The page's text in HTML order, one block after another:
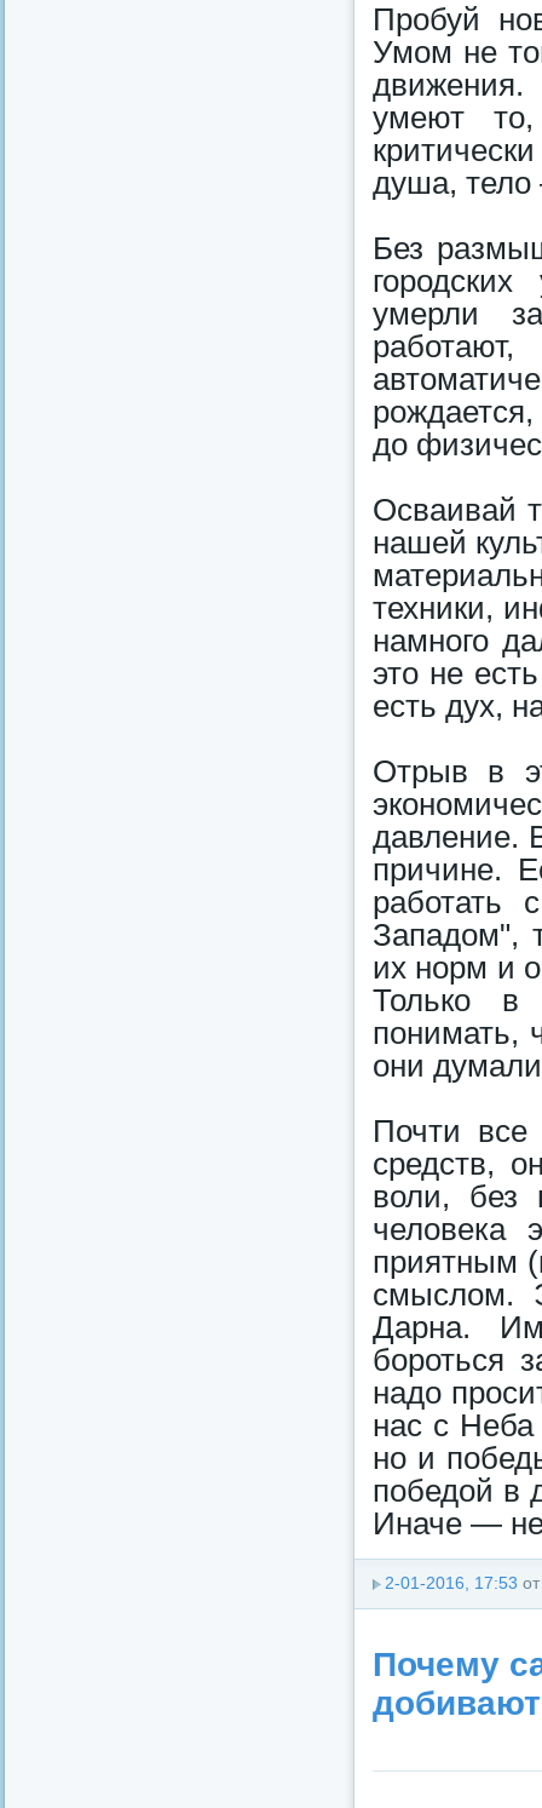
Пробуй
Умом не
умеют
душа,
Без
умерли
рождается,
до
Осваивай
нашей
техники,
намного
это не
есть дух,
Отрыв в
давление.
причине.
работать
Западом",
их норм и
Только в
понимать,
они
Почти все
средств,
воли, без
человека
приятным
смыслом.
Дарна.
бороться
надо
нас с Неба
но и
победой в
Иначе —
2-01-2016, 17:53
Почему